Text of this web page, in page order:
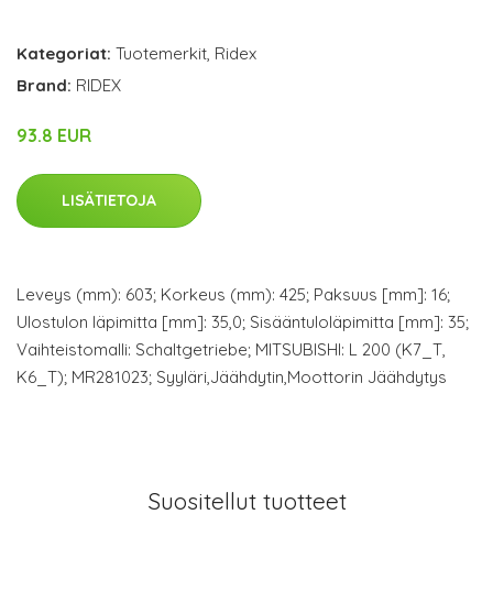
Kategoriat: Tuotemerkit, Ridex
Brand: RIDEX
93.8 EUR
LISÄTIETOJA
Leveys (mm): 603; Korkeus (mm): 425; Paksuus [mm]: 16;
Ulostulon läpimitta [mm]: 35,0; Sisääntuloläpimitta [mm]: 35;
Vaihteistomalli: Schaltgetriebe; MITSUBISHI: L 200 (K7_T,
K6_T); MR281023; Syyläri,Jäähdytin,Moottorin Jäähdytys
Suositellut tuotteet